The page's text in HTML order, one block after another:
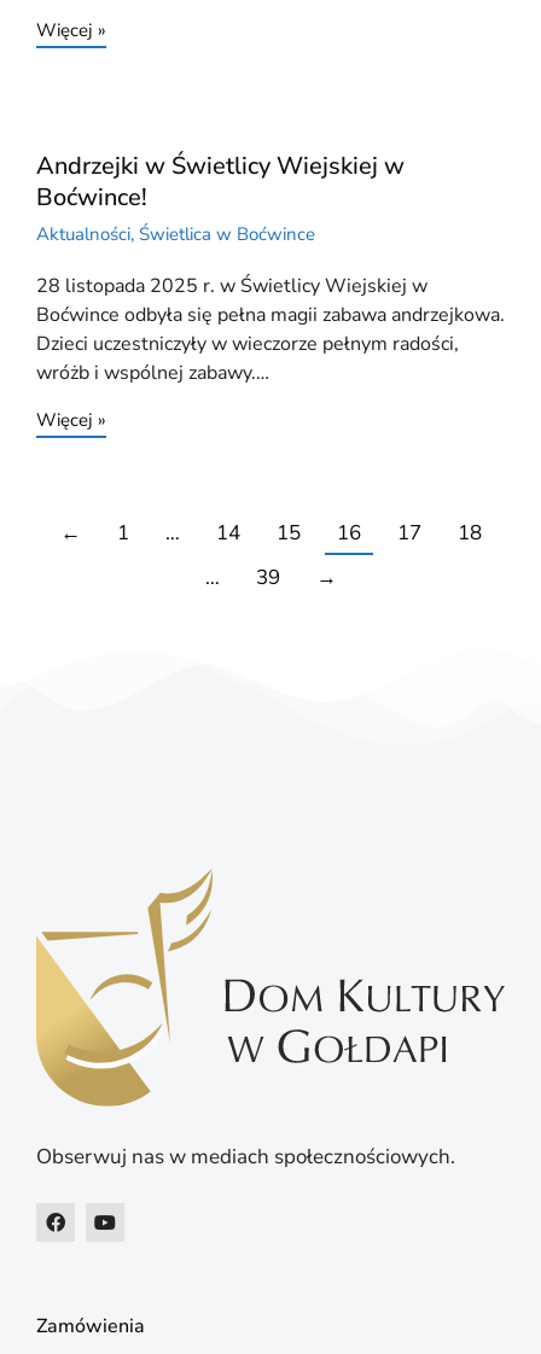
Więcej »
Andrzejki w Świetlicy Wiejskiej w
Boćwince!
Aktualności, Świetlica w Boćwince
28 listopada 2025 r. w Świetlicy Wiejskiej w
Boćwince odbyła się pełna magii zabawa andrzejkowa.
Dzieci uczestniczyły w wieczorze pełnym radości,
wróżb i wspólnej zabawy.…
Więcej »
← 1 … 14 15 16 17
18
…
39 →
Obserwuj nas w mediach społecznościowych.
Zamówienia